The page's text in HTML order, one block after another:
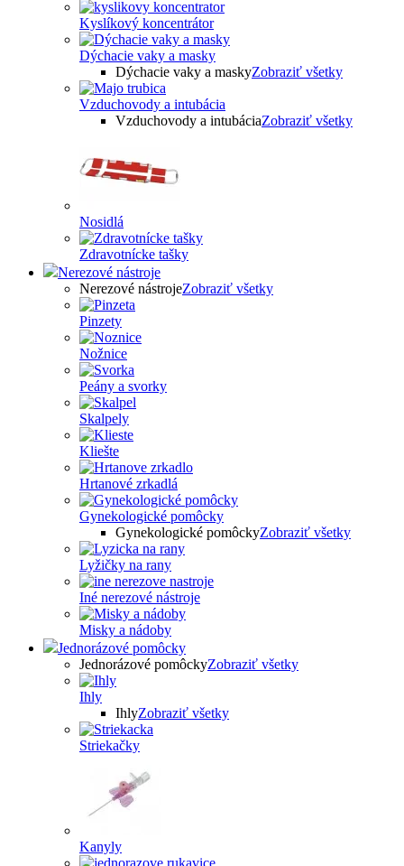
Kyslíkový koncentrátor
Dýchacie vaky a masky
Dýchacie vaky a maskyZobraziť všetky
Vzduchovody a intubácia
Vzduchovody a intubáciaZobraziť všetky
Nosidlá
Zdravotnícke tašky
Nerezové nástroje
Nerezové nástrojeZobraziť všetky
Pinzety
Nožnice
Peány a svorky
Skalpely
Kliešte
Hrtanové zrkadlá
Gynekologické pomôcky
Gynekologické pomôckyZobraziť všetky
Lyžičky na rany
Iné nerezové nástroje
Misky a nádoby
Jednorázové pomôcky
Jednorázové pomôckyZobraziť všetky
Ihly
IhlyZobraziť všetky
Striekačky
Kanyly